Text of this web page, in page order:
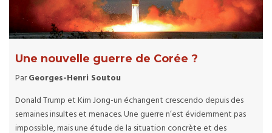
Une nouvelle guerre de Corée ?
ParGeorges-Henri Soutou
Donald Trump et Kim Jong-un échangent crescendo depuis des
semaines insultes et menaces. Une guerre n’est évidemment pas
impossible, mais une étude de la situation concrète et des